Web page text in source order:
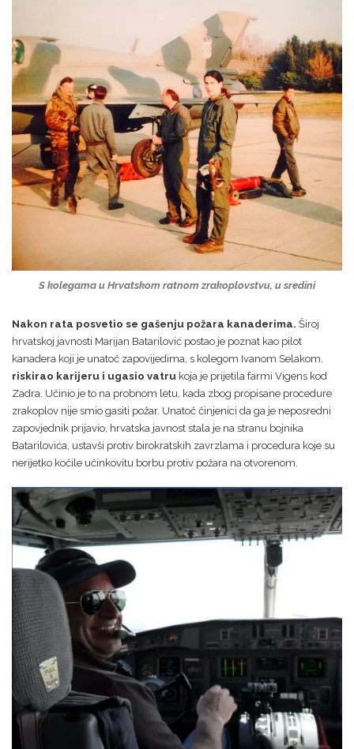
S kolegama u Hrvatskom ratnom zrakoplovstvu, u sredini
Nakon rata posvetio se gašenju požara kanaderima. Široj
hrvatskoj javnosti Marijan Batarilović postao je poznat kao pilot
kanadera koji je unatoč zapovijedima, s kolegom Ivanom Selakom,
riskirao karijeru i ugasio vatru koja je prijetila farmi Vigens kod
Zadra. Učinio je to na probnom letu, kada zbog propisane procedure
zrakoplov nije smio gasiti požar. Unatoč činjenici da ga je neposredni
zapovjednik prijavio, hrvatska javnost stala je na stranu bojnika
Batarilovića, ustavši protiv birokratskih zavrzlama i procedura koje su
nerijetko kočile učinkovitu borbu protiv požara na otvorenom.